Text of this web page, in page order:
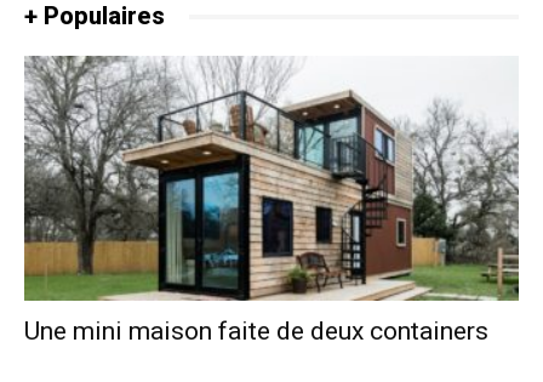
+ Populaires
Une mini maison faite de deux containers